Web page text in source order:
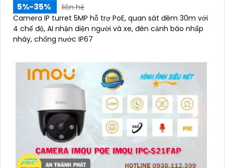
5%-35%
liên hệ
Camera IP turret 5MP hỗ trợ PoE, quan sát đêm 30m với
4 chế độ, AI nhận diện người và xe, đèn cảnh báo nhấp
nháy, chống nước IP67